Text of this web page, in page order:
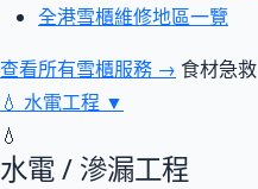
全港雪櫃維修地區一覽
查看所有雪櫃服務 → 食材急救
💧 水電工程 ▼
💧
水電 / 滲漏工程